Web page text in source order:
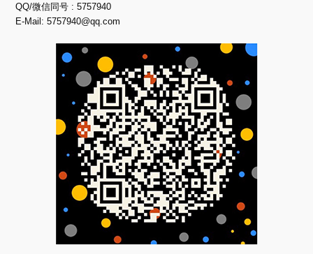
QQ/微信同号 : 5757940
E-Mail:5757940@qq.com